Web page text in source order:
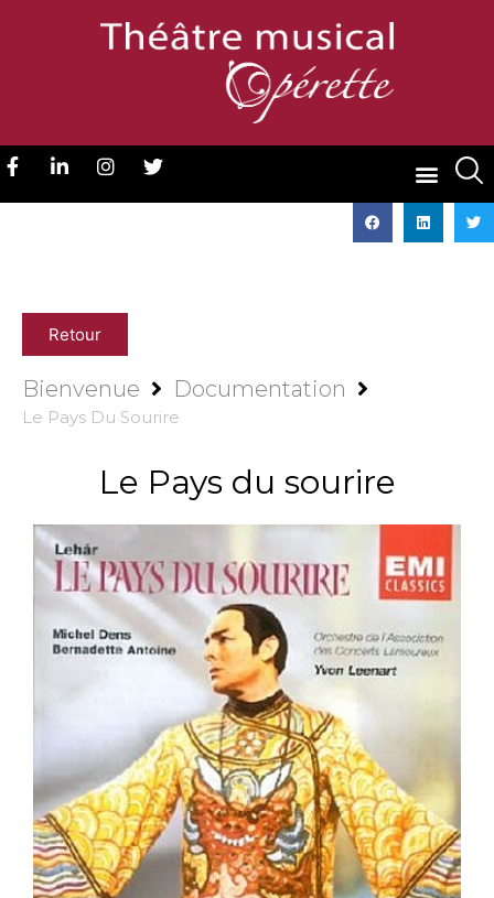
Retour
Bienvenue Documentation
Le Pays Du Sourire
Le Pays du sourire